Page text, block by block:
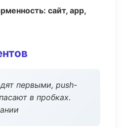
сайт, app,
первыми, push-
в пробках.